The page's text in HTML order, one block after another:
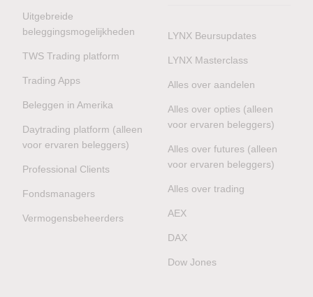
Uitgebreide
beleggingsmogelijkheden
TWS Trading platform
Trading Apps
Beleggen in Amerika
Daytrading platform (alleen
voor ervaren beleggers)
Professional Clients
Fondsmanagers
Vermogensbeheerders
LYNX Beursupdates
LYNX Masterclass
Alles over aandelen
Alles over opties (alleen
voor ervaren beleggers)
Alles over futures (alleen
voor ervaren beleggers)
Alles over trading
AEX
DAX
Dow Jones